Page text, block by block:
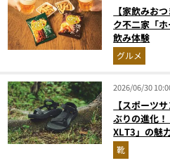
【家飲みお
ク不二家「
飲み体験
グルメ
2026/06/30
【スポーツ
ぶりの進化
XLT3」の魅
解説！
靴